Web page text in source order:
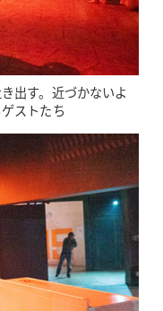
出す。近づかないよ
ストたち